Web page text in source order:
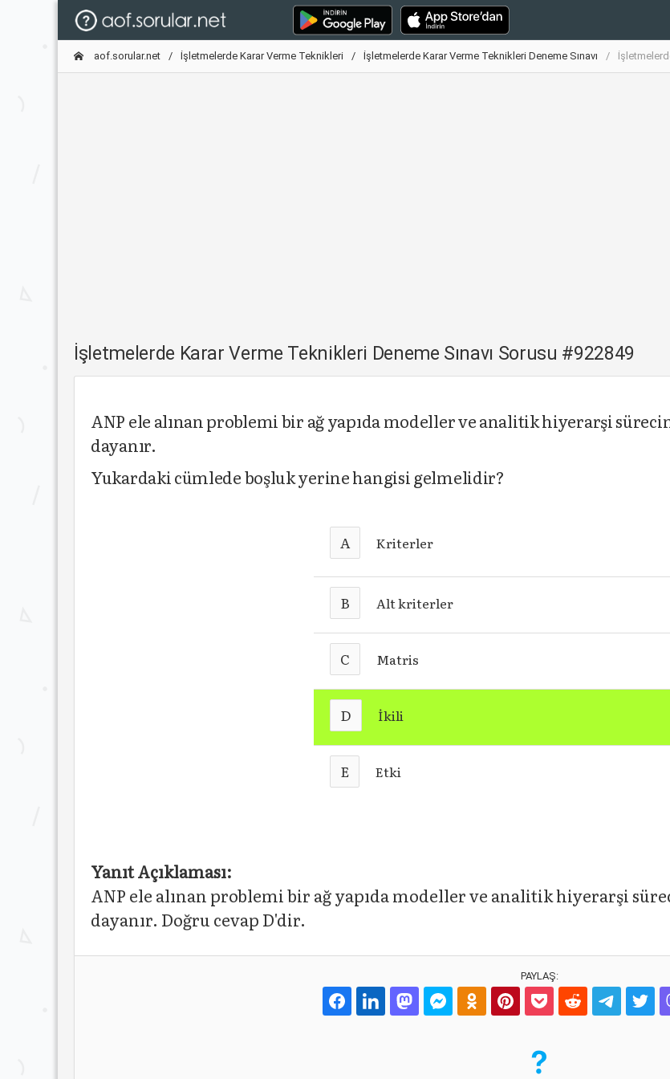
aof.sorular.net İşletmelerde Karar Verme Teknikleri İşletmelerde Karar Verme Teknikleri Deneme Sınavı
İşletmelerde Karar Verme Teknikleri Deneme Sınavı Sorusu #922849
ANP ele alınan problemi bir ağ yapıda modeller ve analitik hiyerarşi
dayanır.
Yukardaki cümlede boşluk yerine hangisi gelmelidir?
A Kriterler
B Alt kriterler
C Matris
D İkili
E Etki
Yanıt Açıklaması:
ANP ele alınan problemi bir ağ yapıda modeller ve analitik hiyerarşi
dayanır. Doğru cevap D'dir.
PAYLAŞ: